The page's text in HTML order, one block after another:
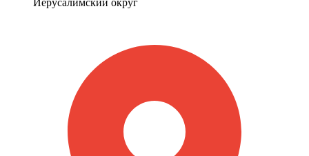
Иерусалимский округ